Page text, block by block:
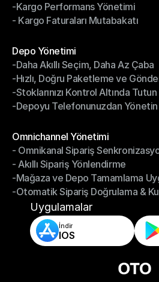
- İade Yönetim Sistemi
-Kargo Performans Yönetimi
-Kargo Performans Yönetimi
- Kargo Faturaları Mutabakatı
Depo Yönetimi
Depo Yönetimi
-Daha Akıllı Seçim, Daha Az Çaba
-Daha Akıllı Seçim, Daha Az Çaba
-Hızlı, Doğru Paketleme ve
-Hızlı, Doğru Paketleme ve
-Stoklarınızı Kontrol Altında Tutun
-Stoklarınızı Kontrol Altında Tutun
-Depoyu Telefonunuzdan Yönetin
Omnichannel Yönetimi
Omnichannel Yönetimi
- Omnikanal Sipariş
- Omnikanal Sipariş
- Akıllı Sipariş Yönlendirme
- Akıllı Sipariş Yönlendirme
-Mağaza ve Depo Tamamlama
-Mağaza ve Depo Tamamlama
-Otomatik Sipariş Doğrulama &
-Otomatik Sipariş Doğrulama &
Uygulamalar
İndir
IOS